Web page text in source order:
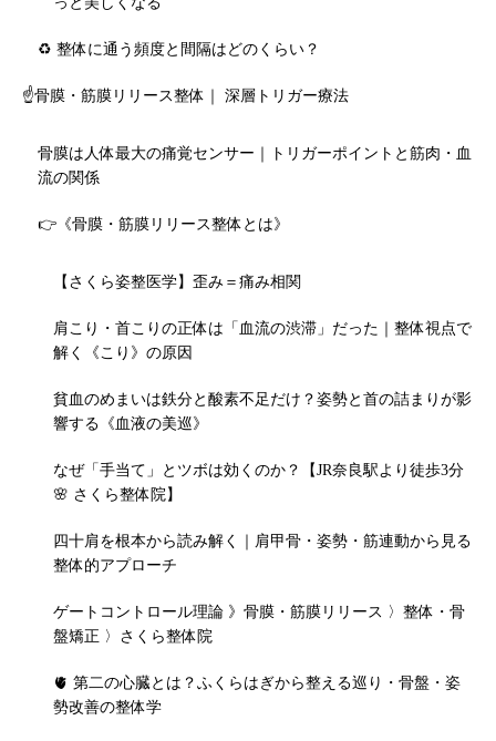
♻️ 整体に通う頻度と間隔はどのくらい？
☝️骨膜・筋膜リリース整体｜ 深層トリガー療法
骨膜は人体最大の痛覚センサー｜トリガーポイントと筋肉・血
流の関係
👉《骨膜・筋膜リリース整体とは》
【さくら姿整医学】歪み＝痛み相関
肩こり・首こりの正体は「血流の渋滞」だった｜整体視点で
解く《こり》の原因
貧血のめまいは鉄分と酸素不足だけ？姿勢と首の詰まりが影
響する《血液の美巡》
なぜ「手当て」とツボは効くのか？【JR奈良駅より徒歩3分
🌸 さくら整体院】
四十肩を根本から読み解く｜肩甲骨・姿勢・筋連動から見る
整体的アプローチ
ゲートコントロール理論 》骨膜・筋膜リリース 〉整体・骨
盤矯正 〉さくら整体院
🫀 第二の心臓とは？ふくらはぎから整える巡り・骨盤・姿
勢改善の整体学